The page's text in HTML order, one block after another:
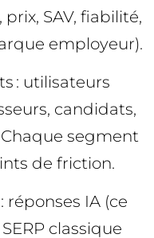
SAV, fiabilité,
employeur).
: utilisateurs
candidats,
segment
de friction.
réponses IA (ce
classique